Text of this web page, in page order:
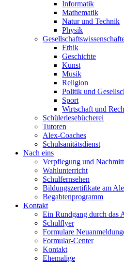
Informatik
Mathematik
Natur und Technik
Physik
Ethik
Geschichte
Kunst
Musik
Religion
Politik und
Sport
Wirtschaft und
Schülerlesebücherei
Tutoren
Alex-Coaches
Schulsanitätsdienst
Nach eins
Verpflegung und
Wahlunterricht
Schulfernsehen
Bildungszertifikate am
Begabtenprogramm
Kontakt
Ein Rundgang durch das
Schulflyer
Formulare
Formular-Center
Kontakt
Ehemalige